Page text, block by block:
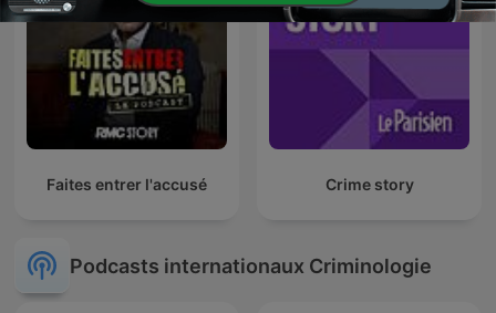
Faites entrer l'accusé Crime story
Podcasts internationaux Criminologie